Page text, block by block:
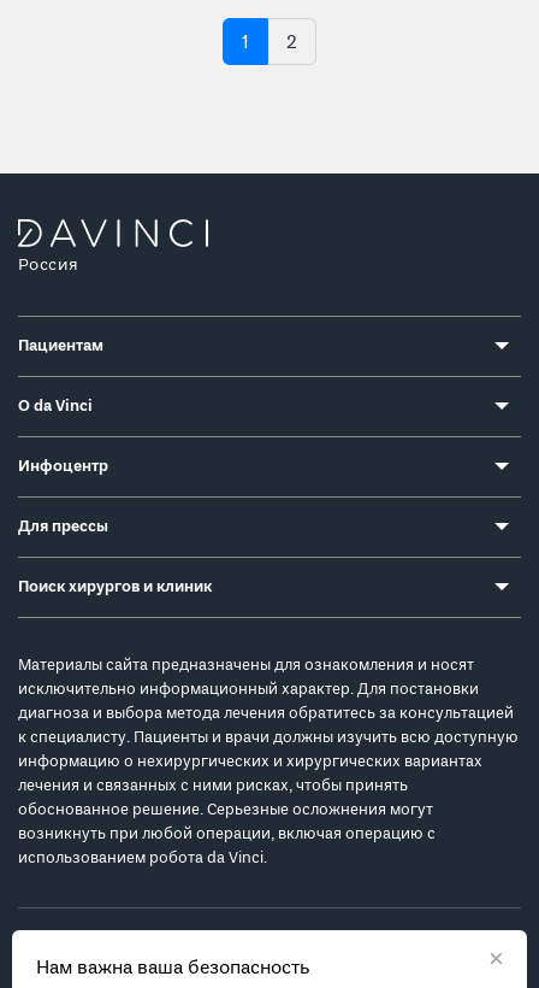
1 2
×
Нам важна ваша безопасность
Россия
Пациентам
О da Vinci
Инфоцентр
Для прессы
Поиск хирургов и клиник
Материалы сайта предназначены для ознакомления и носят
исключительно информационный характер. Для постановки
диагноза и выбора метода лечения обратитесь за консультацией
к специалисту. Пациенты и врачи должны изучить всю доступную
информацию о нехирургических и хирургических вариантах
лечения и связанных с ними рисках, чтобы принять
обоснованное решение. Серьезные осложнения могут
возникнуть при любой операции, включая операцию с
использованием робота da Vinci.